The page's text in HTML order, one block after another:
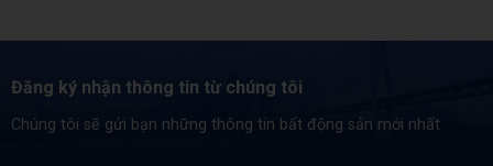
Đăng ký nhận thông tin từ chúng tôi
Chúng tôi sẽ gửi bạn những thông tin bất động sản mới nhất